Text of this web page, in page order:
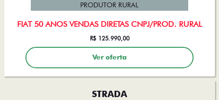
FIAT 50 ANOS VENDAS DIRETAS CNPJ/PROD. RURAL
PRODUTOR RURAL
R$ 125.990,00
Ver oferta
STRADA